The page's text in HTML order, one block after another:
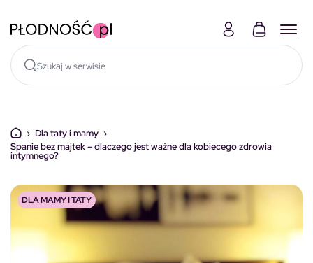
› Dla taty i mamy ›
Spanie bez majtek – dlaczego jest ważne dla kobiecego zdrowia
intymnego?
DLA MAMY I TATY